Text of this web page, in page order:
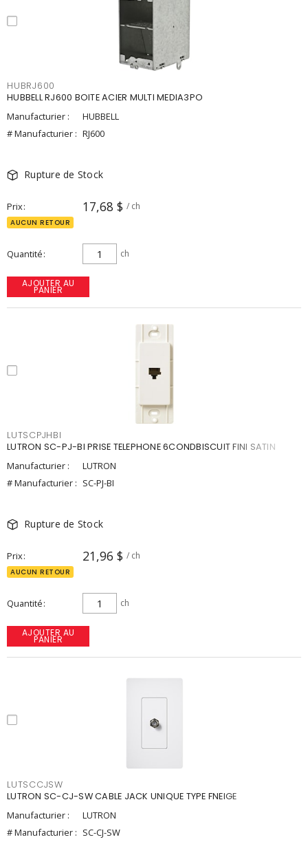
HUBRJ600
HUBBELL RJ600 BOITE ACIER MULTI MEDIA3PO
Manufacturier :
HUBBELL
# Manufacturier : RJ600
Rupture de Stock
Prix 17,68 $ / ch
AUCUN RETOUR
Quantité ch
AJOUTER AU
PANIER
LUTSCPJHBI
LUTRON SC-PJ-BI PRISE TELEPHONE 6CONDBISCUIT FINI SATIN
Manufacturier :
LUTRON
# Manufacturier : SC-PJ-BI
Rupture de Stock
Prix 21,96 $ / ch
AUCUN RETOUR
Quantité ch
AJOUTER AU
PANIER
LUTSCCJSW
LUTRON SC-CJ-SW CABLE JACK UNIQUE TYPE FNEIGE
Manufacturier :
LUTRON
# Manufacturier : SC-CJ-SW